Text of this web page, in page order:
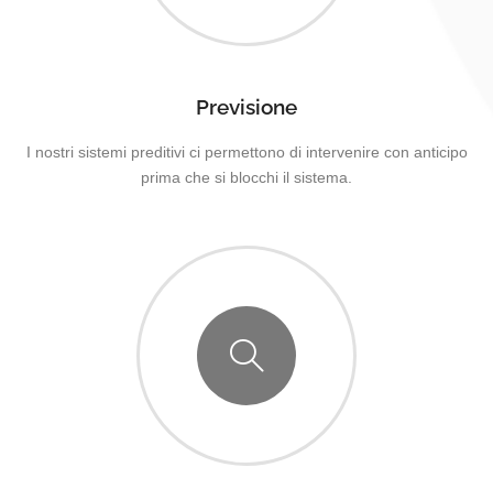
Previsione
I nostri sistemi preditivi ci permettono di intervenire con anticipo
prima che si blocchi il sistema.